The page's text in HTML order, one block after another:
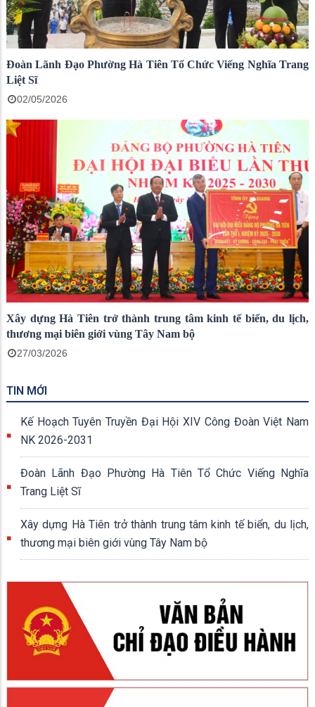
Đoàn Lãnh Đạo Phường Hà Tiên Tổ Chức Viếng Nghĩa Trang
Liệt Sĩ
02/05/2026
Xây dựng Hà Tiên trở thành trung tâm kinh tế biển, du lịch,
thương mại biên giới vùng Tây Nam bộ
27/03/2026
TIN MỚI
Kế Hoạch Tuyên Truyền Đại Hội XIV Công Đoàn Việt Nam
NK 2026-2031
Đoàn Lãnh Đạo Phường Hà Tiên Tổ Chức Viếng Nghĩa
Trang Liệt Sĩ
Xây dựng Hà Tiên trở thành trung tâm kinh tế biển, du lịch,
thương mại biên giới vùng Tây Nam bộ